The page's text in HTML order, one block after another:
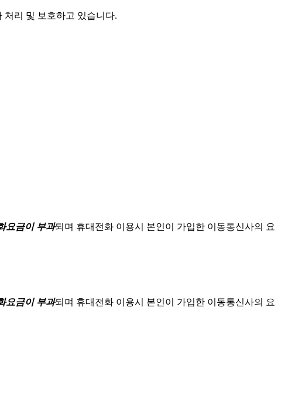
리 및 보호하고 있습니다.
요금이 부과되며 휴대전화 이용시 본인이 가입한 이동통신사의 요
요금이 부과되며 휴대전화 이용시 본인이 가입한 이동통신사의 요